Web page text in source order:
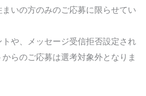
まいの方のみのご応募に限らせてい
トや、メッセージ受信拒否設定され
らのご応募は選考対象外となりま